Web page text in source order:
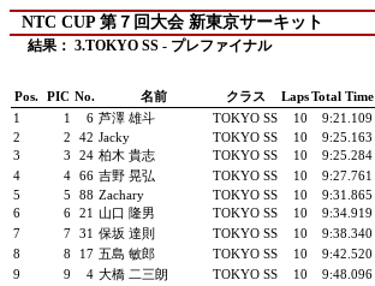
NTC CUP 第７回大会 新東京サーキット
結果： 3.TOKYO SS - プレファイナル
Pos. PIC No. 名前 クラス LapsTotal Time
1
1 6 芦澤 雄斗 TOKYO SS 10 9:21.109
2
2 42 Jacky TOKYO SS 10 9:25.163
3
3 24 柏木 貴志 TOKYO SS 10 9:25.284
4
4 66 吉野 晃弘 TOKYO SS 10 9:27.761
5
5 88 Zachary TOKYO SS 10 9:31.865
6
6 21 山口 隆男 TOKYO SS 10 9:34.919
7
7 31 保坂 達則 TOKYO SS 10 9:38.340
8
8 17 五島 敏郎 TOKYO SS 10 9:42.520
9
9 4 大橋 二三朗 TOKYO SS 10 9:48.096